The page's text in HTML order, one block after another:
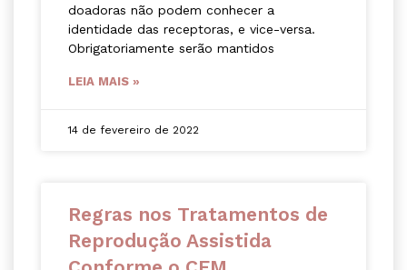
doadoras não podem conhecer a
identidade das receptoras, e vice-versa.
Obrigatoriamente serão mantidos
LEIA MAIS »
14 de fevereiro de 2022
Regras nos Tratamentos de
Reprodução Assistida